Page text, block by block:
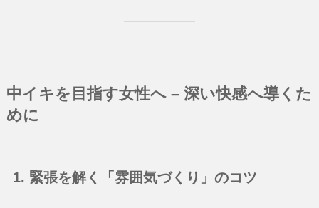
中イキを目指す女性へ – 深い快感へ導くた
めに
1. 緊張を解く「雰囲気づくり」のコツ